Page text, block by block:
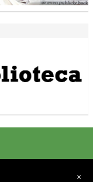
×